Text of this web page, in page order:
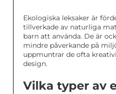
Ekologiska leksaker är
tillverkade av naturliga
barn att använda. De är
mindre påverkande på
uppmuntrar de ofta
design.
Vilka typer av